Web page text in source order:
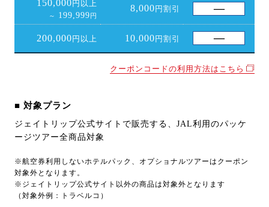
150,000 円以上
～ 199,999円
8,000 円割引
200,000 円以上 10,000 円割引
クーポンコードの利用方法はこちら
■ 対象プラン
ジェイトリップ公式サイトで販売する、JAL利用のパッケ
ージツアー全商品対象
※航空券利用しないホテルパック、オプショナルツアーはクーポン
対象外となります。
※ジェイトリップ公式サイト以外の商品は対象外となります
（対象外例：トラベルコ）